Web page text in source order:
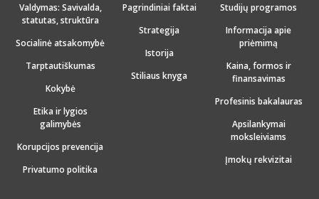
Valdymas: Savivalda,
statutas, struktūra
Socialinė atsakomybė
Tarptautiškumas
Kokybė
Etika ir lygios
galimybės
Korupcijos prevencija
Privatumo politika
Pagrindiniai faktai
Strategija
Istorija
Stiliaus knyga
Studijų programos
Informacija apie
priėmimą
Kaina, formos ir
finansavimas
Profesinis bakalauras
Apsilankymai
moksleiviams
Įmokų rekvizitai